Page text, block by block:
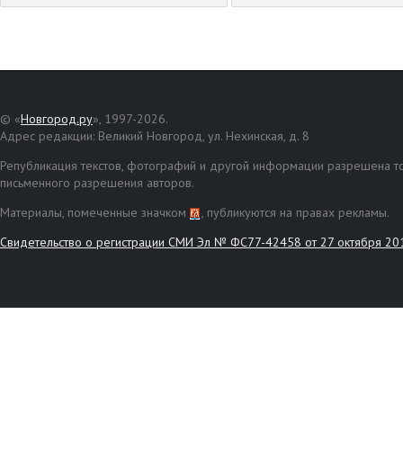
© «Новгород.ру», 1997-2026.
Адрес редакции: Великий Новгород, ул. Нехинская, д. 8
Републикация текстов, фотографий и другой информации разрешена
письменного разрешения авторов.
Материалы, помеченные значком
, публикуются на правах рекламы.
Свидетельство о регистрации СМИ Эл № ФС77-42458 от 27 октября